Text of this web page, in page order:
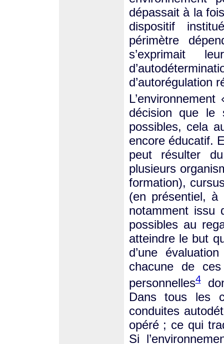
dépassait à la
dispositif
périmètre
s’exprimait
d’autorégulation
décision que le
possibles, cela
encore éducatif.
peut résulter
plusieurs
formation),
(en présentiel,
notamment issu
possibles au
atteindre le but
d’une
chacune de
personnelles4
Dans tous les
conduites
opéré ; ce qui
Si